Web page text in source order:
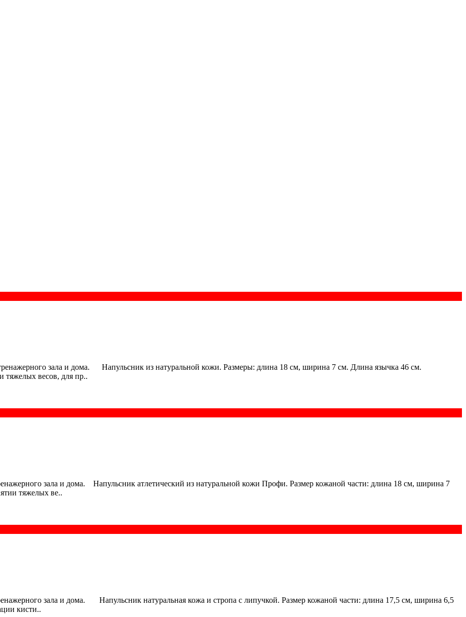
зала и дома. Напульсник из натуральной кожи. Размеры: длина 18 см, ширина 7 см. Длина язычка 46 см.
тяжелых весов, для пр..
зала и дома. Напульсник атлетический из натуральной кожи Профи. Размер кожаной части: длина 18 см, ширина 7
тяжелых ве..
зала и дома. Напульсник натуральная кожа и стропа с липучкой. Размер кожаной части: длина 17,5 см, ширина 6,5
кисти..